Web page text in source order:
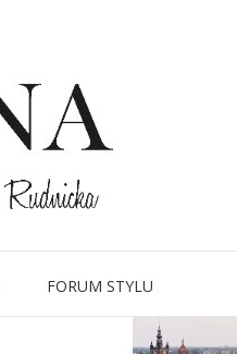
FORUM STYLU